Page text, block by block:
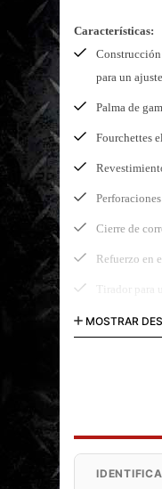
Características:
para un
Palma de
Fourchettes
Cierre de
Refuerzo en
Tirador para
Gráfico
MOSTRAR